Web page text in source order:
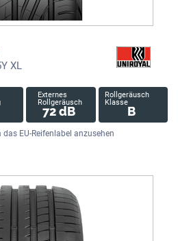
XL
Externes
Rollgeräusch
72 dB
Rollgeräusch
Klasse
B
EU-Reifenlabel anzusehen